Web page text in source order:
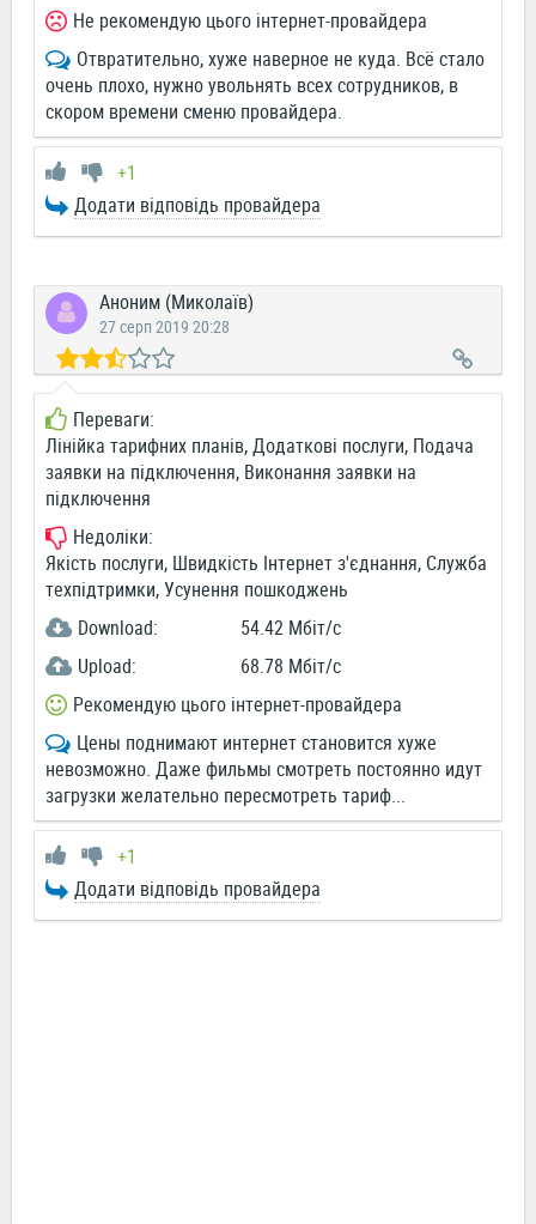
Не рекомендую цього інтернет-провайдера
Отвратительно, хуже наверное не куда. Всё стало
очень плохо, нужно увольнять всех сотрудников, в
скором времени сменю провайдера.
+1
Додати відповідь провайдера
Аноним (Миколаїв)
27 серп 2019 20:28
Переваги:
Лінійка тарифних планів, Додаткові послуги, Подача
заявки на підключення, Виконання заявки на
підключення
Недоліки:
Якість послуги, Швидкість Інтернет з'єднання, Служба
техпідтримки, Усунення пошкоджень
Download:
54.42 Мбіт/c
Upload:
68.78 Мбіт/c
Рекомендую цього інтернет-провайдера
Цены поднимают интернет становится хуже
невозможно. Даже фильмы смотреть постоянно идут
загрузки желательно пересмотреть тариф...
+1
Додати відповідь провайдера